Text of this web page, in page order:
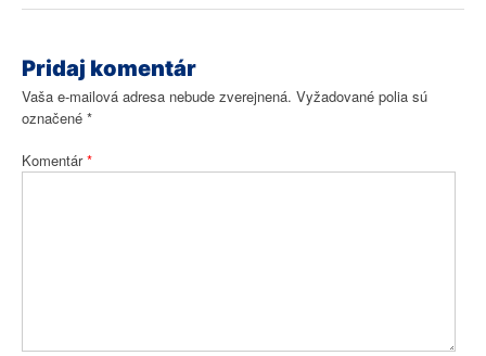
Pridaj komentár
Vaša e-mailová adresa nebude zverejnená. Vyžadované polia sú
označené *
Komentár*